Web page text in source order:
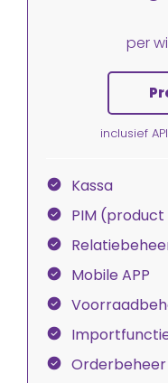
per
inclusief
Kassa
PIM
Mobile APP